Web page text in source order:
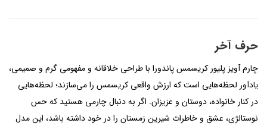
حرف آخر
چارم آویز پلیور کریسمس پاندورا با طراحی خلاقانه و مفهومی گرم و صمیمی،
یادآور لحظه‌هایی است که ارزش واقعی کریسمس را می‌سازند؛ لحظه‌هایی
در کنار خانواده، دوستان و عزیزان. اگر به دنبال چارمی هستید که حس
نوستالژی، عشق و خاطرات شیرین زمستان را در خود داشته باشد، این مدل